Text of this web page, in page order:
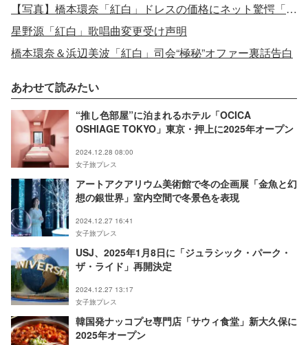
【写真】橋本環奈「紅白」ドレスの価格にネット驚愕「目を疑った」「衝撃」
星野源「紅白」歌唱曲変更受け声明
橋本環奈＆浜辺美波「紅白」司会“極秘”オファー裏話告白
あわせて読みたい
“推し色部屋”に泊まれるホテル「OCICA
OSHIAGE TOKYO」東京・押上に2025年オープン
2024.12.28 08:00
女子旅プレス
アートアクアリウム美術館で冬の企画展「金魚と幻
想の銀世界」室内空間で冬景色を表現
2024.12.27 16:41
女子旅プレス
USJ、2025年1月8日に「ジュラシック・パーク・
ザ・ライド」再開決定
2024.12.27 13:17
女子旅プレス
韓国発ナッコプセ専門店「サウィ食堂」新大久保に
2025年オープン